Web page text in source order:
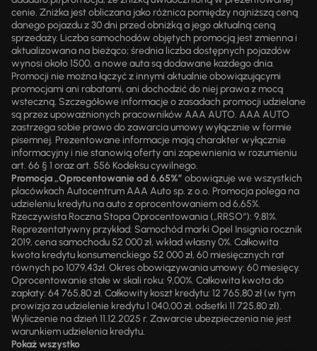
cenie. Zniżka jest obliczana jako różnica pomiędzy najniższą ceną
danego pojazdu z 30 dni przed obniżką a jego aktualną ceną
sprzedaży. Liczba samochodów objętych promocją jest zmienna i
aktualizowana na bieżąco; średnia liczba dostępnych pojazdów
wynosi około 1500, a nowe auta są dodawane każdego dnia.
Promocji nie można łączyć z innymi aktualnie obowiązującymi
promocjami ani rabatami, ani dochodzić do niej prawa z mocą
wsteczną. Szczegółowe informacje o zasadach promocji udzielane
są przez upoważnionych pracowników AAA AUTO. AAA AUTO
zastrzega sobie prawo do zawarcia umowy wyłącznie w formie
pisemnej. Prezentowane informacje mają charakter wyłącznie
informacyjny i nie stanowią oferty ani zapewnienia w rozumieniu
art. 66 § 1 oraz art. 556 Kodeksu cywilnego.
Promocja „Oprocentowanie od 6,65%” obowiązuje we wszystkich
placówkach Autocentrum AAA Auto sp. z o.o. Promocja polega na
udzieleniu kredytu na auto z oprocentowaniem od 6,65%.
Rzeczywista Roczna Stopa Oprocentowania („RRSO“): 9,81%.
Reprezentatywny przykład: Samochód marki Opel Insignia rocznik
2019, cena samochodu 52 000 zł, wkład własny 0%. Całkowita
kwota kredytu konsumenckiego 52 000 zł, 60 miesięcznych rat
równych po 1079,43zł. Okres obowiązywania umowy: 60 miesięcy.
Oprocentowanie stałe w skali roku: 9,00%. Całkowita kwota do
zapłaty: 64 765,80 zł. Całkowity koszt kredytu: 12 765,80 zł (w tym
prowizja za udzielenie kredytu 1 040,00 zł, odsetki 11 725,80 zł).
Wyliczenie na dzień 11.12.2025 r. Zawarcie ubezpieczenia nie jest
warunkiem udzielenia kredytu.
Pokaż wszystko